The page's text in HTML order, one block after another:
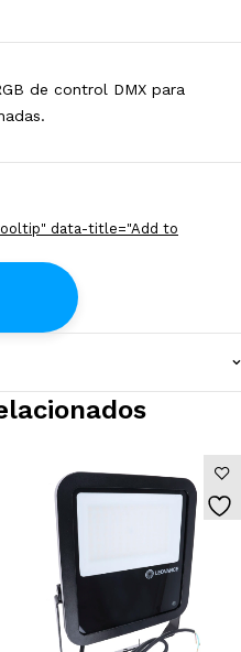
de control DMX para
data-title="Add to